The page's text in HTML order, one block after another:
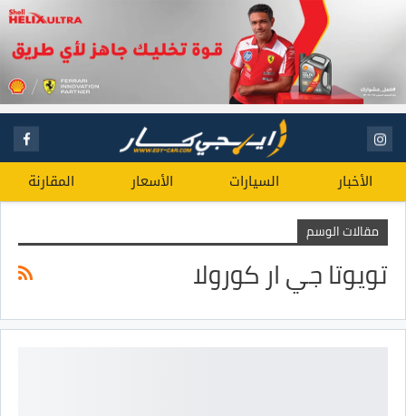
الأخبار السيارات الأسعار المقارنة
مقالات الوسم
تويوتا جي ار كورولا